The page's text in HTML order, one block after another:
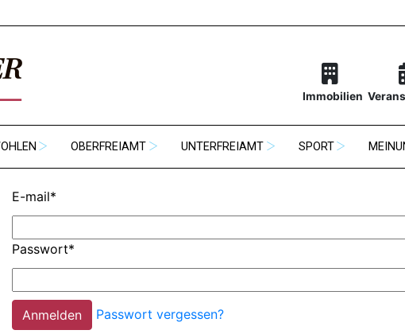
Immobilien
OBERFREIAMT UNTERFREIAMT SPORT
E-mail*
Passwort*
Passwort vergessen?